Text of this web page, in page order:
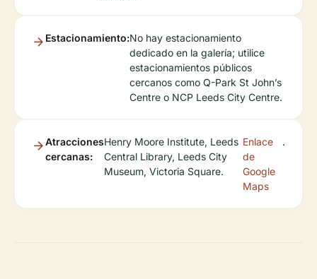
Estacionamiento:No hay estacionamiento
dedicado en la galería; utilice
estacionamientos públicos
cercanos como Q-Park St John’s
Centre o NCP Leeds City Centre.
Atracciones
cercanas:
Henry Moore Institute, Leeds
Central Library, Leeds City
Museum, Victoria Square.
Enlace
de
Google
Maps
.